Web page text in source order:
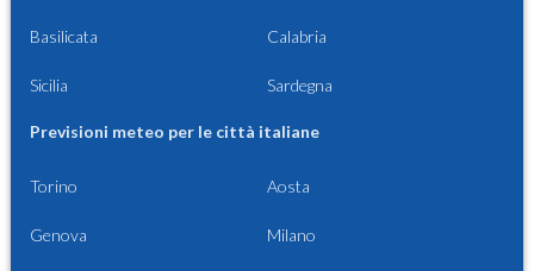
Basilicata Calabria
Sicilia Sardegna
Previsioni meteo per le città italiane
Torino Aosta
Genova Milano